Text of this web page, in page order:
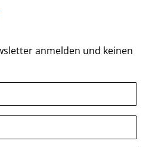
anmelden und keinen